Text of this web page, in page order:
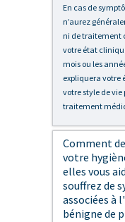
En cas de
n’aurez
ni de traitement
votre état
mois ou les
expliquera
votre style de
traitement
Comment
votre
elles vous
souffrez de
associées à
bénigne de